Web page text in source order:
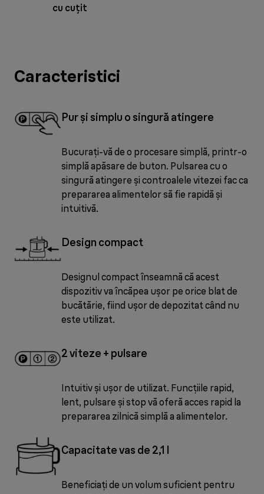
cu cuțit
Caracteristici
Pur și simplu o singură atingere
Bucurați-vă de o procesare simplă, printr-o
simplă apăsare de buton. Pulsarea cu o
singură atingere și controalele vitezei fac ca
prepararea alimentelor să fie rapidă și
intuitivă.
Design compact
Designul compact înseamnă că acest
dispozitiv va încăpea ușor pe orice blat de
bucătărie, fiind ușor de depozitat când nu
este utilizat.
2 viteze + pulsare
Intuitiv și ușor de utilizat. Funcțiile rapid,
lent, pulsare și stop vă oferă acces rapid la
prepararea zilnică simplă a alimentelor.
Capacitate vas de 2,1 l
Beneficiați de un volum suficient pentru